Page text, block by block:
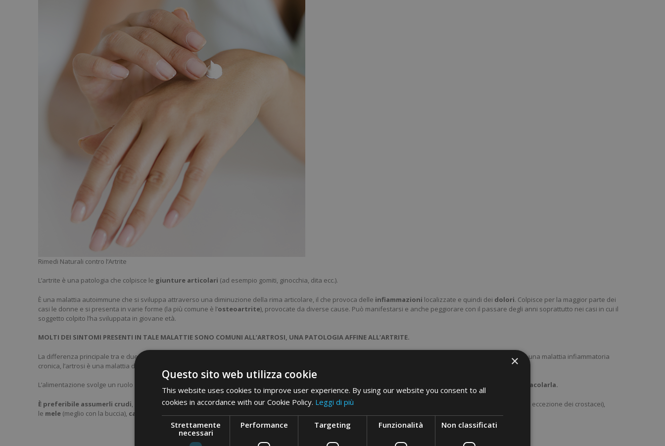
Rimedi Naturali contro l’Artrite
L’artrite è una patologia che colpisce le giunture articolari (ad esempio gomiti, ginocchia, dita ecc.).
È una malattia autoimmune che si sviluppa attraverso una diminuzione della rima articolare, il che provoca delle infiammazioni localizzate e quindi dei dolori. Colpisce per la maggior parte dei
casi le donne e si presenta in varie forme (la più comune è l’osteoartrite), provocate da diverse cause. Può manifestarsi e anche peggiorare con il passare degli anni soprattutto nei casi in cui il
soggetto colpito l’ha sviluppata in giovane età.
MOLTI DEI SINTOMI PRESENTI IN TALE MALATTIE SONO COMUNI ALL’ARTROSI, UNA PATOLOGIA AFFINE ALL’ARTRITE.
La differenza principale tra e due patologie è che mentre
. Inoltre l’artrite è una malattia infiammatoria
cronica, l’artrosi è una malattia degenerativa cronica.
L’alimentazione svolge un ruolo fondamentale per prevenire l’artrite in quanto alimenti come il cavolo verza, il cavolfiore, il broccolo e i crauti possono ostacolarla.
È preferibile assumerli crudi, in modo da non perdere nella cottura tutte le proprietà e le sostanze efficaci contro l’artrite. Altri cibi da privilegiare sono il
(ad eccezione dei crostacei),
le mele (meglio con la buccia), carote sedanoespinaci.
×
Questo sito web utilizza cookie
This website uses cookies to improve user experience. By using our website you consent to all
cookies in accordance with our Cookie Policy. Leggi di più
Strettamente
necessari
Performance Targeting Funzionalità Non classificati